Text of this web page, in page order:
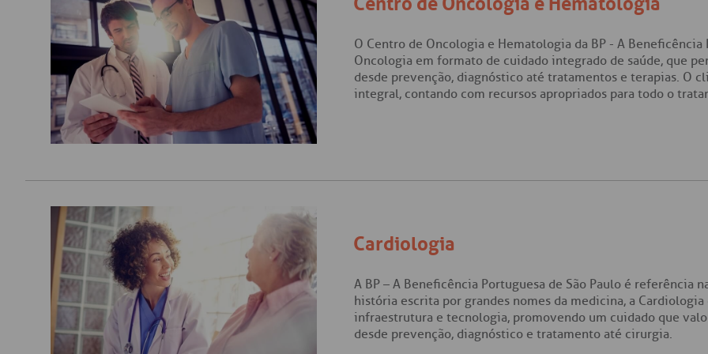
O Centro de Oncologia e Hematologia da BP - A
Oncologia em formato de cuidado integrado de saúde, que
desde prevenção, diagnóstico até tratamentos e terapias. O
integral, contando com recursos apropriados para todo o
Cardiologia
A BP – A Beneficência Portuguesa de São Paulo é referência
história escrita por grandes nomes da medicina, a
infraestrutura e tecnologia, promovendo um cuidado que
desde prevenção, diagnóstico e tratamento até cirurgia.